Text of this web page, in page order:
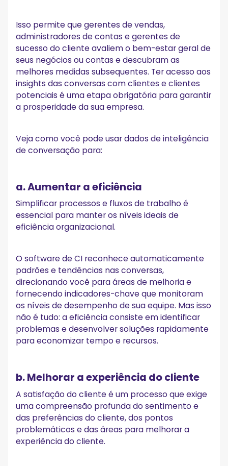
Isso permite que gerentes de vendas,
administradores de contas e gerentes de
sucesso do cliente avaliem o bem-estar geral de
seus negócios ou contas e descubram as
melhores medidas subsequentes. Ter acesso aos
insights das conversas com clientes e clientes
potenciais é uma etapa obrigatória para garantir
a prosperidade da sua empresa.
Veja como você pode usar dados de inteligência
de conversação para:
a. Aumentar a eficiência
Simplificar processos e fluxos de trabalho é
essencial para manter os níveis ideais de
eficiência organizacional.
O software de CI reconhece automaticamente
padrões e tendências nas conversas,
direcionando você para áreas de melhoria e
fornecendo indicadores-chave que monitoram
os níveis de desempenho de sua equipe. Mas isso
não é tudo: a eficiência consiste em identificar
problemas e desenvolver soluções rapidamente
para economizar tempo e recursos.
b. Melhorar a experiência do cliente
A satisfação do cliente é um processo que exige
uma compreensão profunda do sentimento e
das preferências do cliente, dos pontos
problemáticos e das áreas para melhorar a
experiência do cliente.